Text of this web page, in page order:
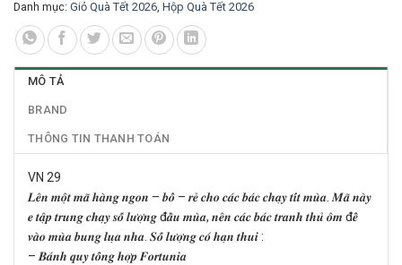
Danh mục: Giỏ Quà Tết 2026, Hộp Quà Tết 2026
MÔ TẢ
BRAND
THÔNG TIN THANH TOÁN
VN 29
𝑳𝒆̂𝒏 𝒎𝒐̣̂𝒕 𝒎𝒂̃ 𝒉𝒂̀𝒏𝒈 𝒏𝒈𝒐𝒏 – 𝒃𝒐̂̉ – 𝒓𝒆̉ 𝒄𝒉𝒐 𝒄𝒂́𝒄 𝒃𝒂́𝒄 𝒄𝒉𝒂̣𝒚 𝒕𝒊́𝒕 𝒎𝒖̀𝒂. 𝑴𝒂̃ 𝒏𝒂̀𝒚
𝒆 𝒕𝒂̣̂𝒑 𝒕𝒓𝒖𝒏𝒈 𝒄𝒉𝒂̣𝒚 𝒔𝒐̂́ 𝒍𝒖̛𝒐̛̣𝒏𝒈 đ𝒂̂̀𝒖 𝒎𝒖̀𝒂, 𝒏𝒆̂𝒏 𝒄𝒂́𝒄 𝒃𝒂́𝒄 𝒕𝒓𝒂𝒏𝒉 𝒕𝒉𝒖̉ 𝒐̂𝒎 đ𝒆̂̉
𝒗𝒂̀𝒐 𝒎𝒖̀𝒂 𝒃𝒖𝒏𝒈 𝒍𝒖̣𝒂 𝒏𝒉𝒂. 𝑺𝒐̂́ 𝒍𝒖̛𝒐̛̣𝒏𝒈 𝒄𝒐́ 𝒉𝒂̣𝒏 𝒕𝒉𝒖𝒊 :
– 𝑩𝒂́𝒏𝒉 𝒒𝒖𝒚 𝒕𝒐̂̉𝒏𝒈 𝒉𝒐̛̣𝒑 𝑭𝒐𝒓𝒕𝒖𝒏𝒊𝒂